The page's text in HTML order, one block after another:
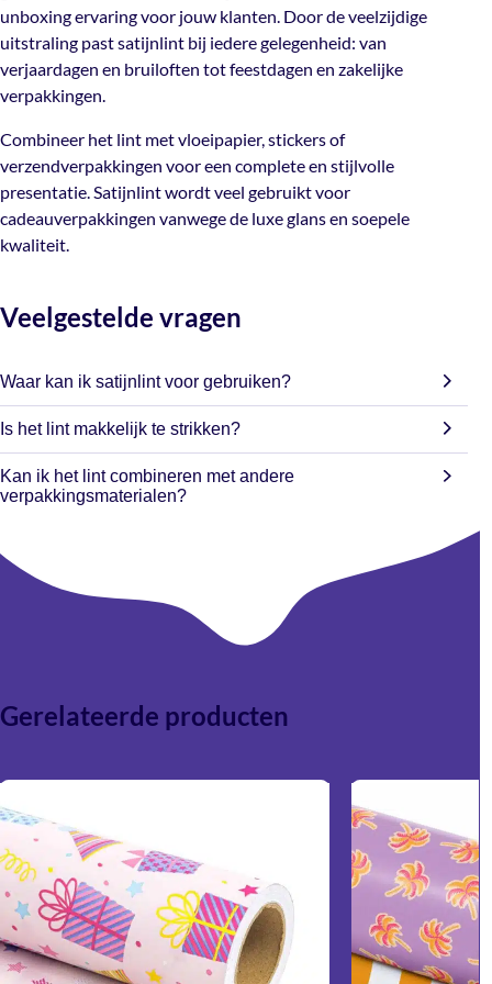
Combineer het lint met vloeipapier, stickers of
verzendverpakkingen voor een complete en stijlvolle
presentatie. Satijnlint wordt veel gebruikt voor
cadeauverpakkingen vanwege de luxe glans en soepele
unboxing ervaring voor jouw klanten. Door de veelzijdige
uitstraling past satijnlint bij iedere gelegenheid: van
verjaardagen en bruiloften tot feestdagen en zakelijke
verpakkingen.
Combineer het lint met vloeipapier, stickers of
verzendverpakkingen voor een complete en stijlvolle
presentatie. Satijnlint wordt veel gebruikt voor
cadeauverpakkingen vanwege de luxe glans en soepele
kwaliteit.
Veelgestelde vragen
Waar kan ik satijnlint voor gebruiken?
Satijnlint is ideaal voor cadeauverpakkingen, giftboxen,
bloemen, decoratie, bruiloften en creatieve projecten.
Is het lint makkelijk te strikken?
Ja, dankzij de soepele kwaliteit maak je eenvoudig mooie
strikken en decoratieve afwerkingen.
Kan ik het lint combineren met andere
verpakkingsmaterialen?
cadeaupapier, stickers en verzenddozen.
Gerelateerde producten